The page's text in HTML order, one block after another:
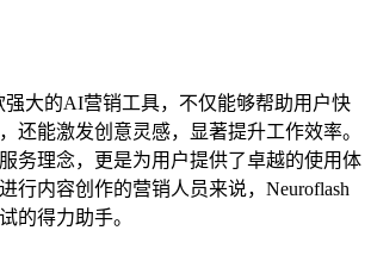
强大的AI营销工具，不仅能够帮助用户快
还能激发创意灵感，显著提升工作效率。
务理念，更是为用户提供了卓越的使用体
行内容创作的营销人员来说，Neuroflash
的得力助手。